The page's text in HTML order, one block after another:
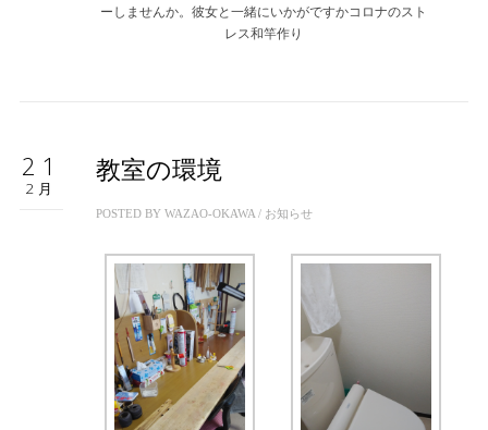
ーしませんか。彼女と一緒にいかがですかコロナのスト
レス和竿作り
21
2月
教室の環境
POSTED BY WAZAO-OKAWA/ お知らせ